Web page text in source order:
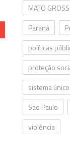
MATO
Paraná
políticas
proteção
sistema
São Paulo
violência